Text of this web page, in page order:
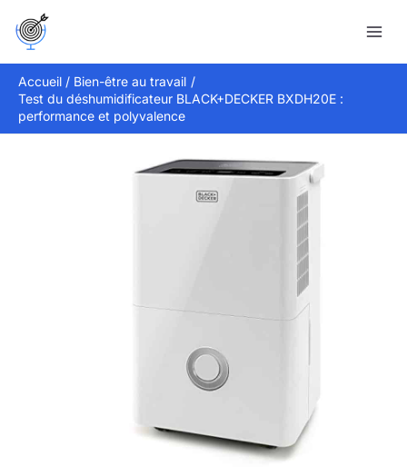
Accueil
Bien-être au travail
Test du déshumidificateur BLACK+DECKER BXDH20E :
performance et polyvalence
Rechercher